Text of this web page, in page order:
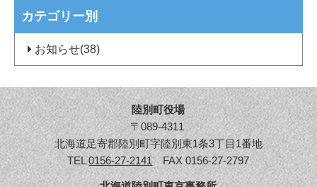
カテゴリー別
お知らせ(38)
陸別町役場
〒089-4311
北海道足寄郡陸別町字陸別東1条3丁目1番地
TEL0156-27-2141FAX 0156-27-2797